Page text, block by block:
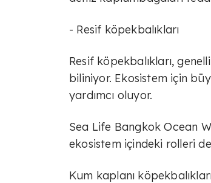
- Resif köpekbalıkları
Resif köpekbalıkları,
biliniyor. Ekosistem için
yardımcı oluyor.
Sea Life Bangkok Ocean
ekosistem içindeki rolleri de
Kum kaplanı